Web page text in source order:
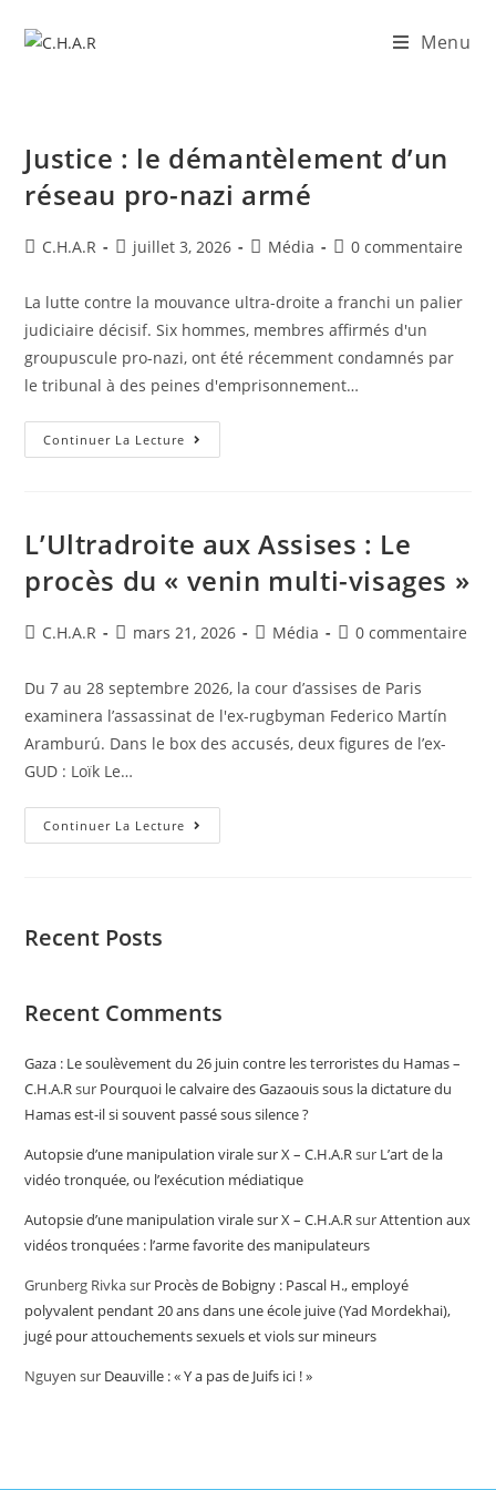
Menu
Justice : le démantèlement d’un
réseau pro-nazi armé
C.H.A.R juillet 3, 2026 Média 0 commentaire
​La lutte contre la mouvance ultra-droite a franchi un palier
judiciaire décisif. Six hommes, membres affirmés d'un
groupuscule pro-nazi, ont été récemment condamnés par
le tribunal à des peines d'emprisonnement…
Continuer La Lecture
L’Ultradroite aux Assises : Le
procès du « venin multi-visages »
C.H.A.R mars 21, 2026 Média 0 commentaire
Du 7 au 28 septembre 2026, la cour d’assises de Paris
examinera l’assassinat de l'ex-rugbyman Federico Martín
Aramburú. Dans le box des accusés, deux figures de l’ex-
GUD : Loïk Le…
Continuer La Lecture
Recent Posts
Recent Comments
Gaza : Le soulèvement du 26 juin contre les terroristes du Hamas –
C.H.A.Rsur Pourquoi le calvaire des Gazaouis sous la dictature du
Hamas est-il si souvent passé sous silence ?
Autopsie d’une manipulation virale sur X – C.H.A.Rsur L’art de la
vidéo tronquée, ou l’exécution médiatique
Autopsie d’une manipulation virale sur X – C.H.A.RsurAttention aux
vidéos tronquées : l’arme favorite des manipulateurs
Grunberg Rivkasur Procès de Bobigny : Pascal H., employé
polyvalent pendant 20 ans dans une école juive (Yad Mordekhai),
jugé pour attouchements sexuels et viols sur mineurs
Nguyen sur Deauville : « Y a pas de Juifs ici ! »